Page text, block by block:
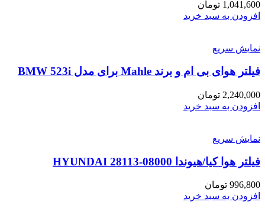
1,041,600 تومان
افزودن به سبد خرید
نمایش سریع
فیلتر هوای بی ام و برند Mahle برای مدل BMW 523i
2,240,000 تومان
افزودن به سبد خرید
نمایش سریع
فیلتر هوا کیا/هیوندا HYUNDAI 28113-08000
996,800 تومان
افزودن به سبد خرید